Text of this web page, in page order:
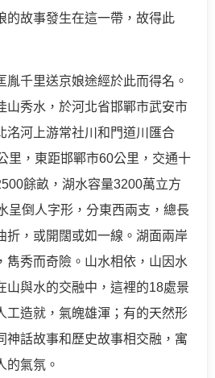
的故事發生在這一帶，故得此
胤千里送京娘途經於此而得名。
山秀水，於河北省邯鄲市武安市
洺河上游常社川和門道川匯合
里，東距邯鄲市60公里，交通十
餘畝，湖水容量3200萬立方
呈倒人字形，分東西兩支，總長
折，或開闊或如一線。湖面兩岸
雋秀而奇險。山水相依，山因水
山與水的交融中，這裡的18處景
工造就，氣魄雄渾；有的天然形
神話故事和歷史故事相交融，寓
的氣氛。